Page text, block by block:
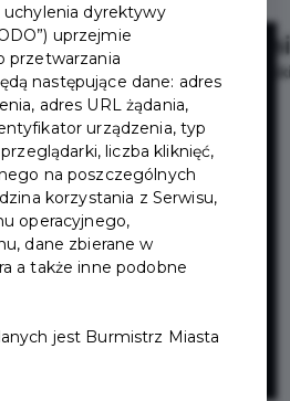
w
i
dyrektywy
uprzejmie
przetwarzania
następujące dane: adres
adres URL żądania,
urządzenia, typ
liczba kliknięć,
na poszczególnych
korzystania z Serwisu,
operacyjnego,
dane zbierane w
a także inne podobne
jest Burmistrz Miasta